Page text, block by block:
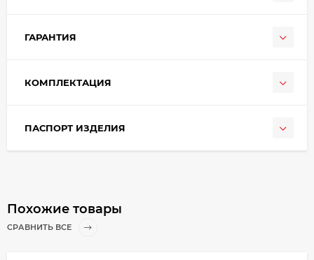
ГАРАНТИЯ
КОМПЛЕКТАЦИЯ
ПАСПОРТ ИЗДЕЛИЯ
Похожие товары
СРАВНИТЬ ВСЕ